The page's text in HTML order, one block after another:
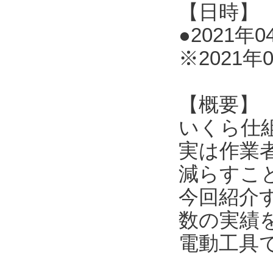
【日時】
●2021年
※2021年
【概要】
いくら仕
実は作業
減らすこ
今回紹介
数の実績
電動工具